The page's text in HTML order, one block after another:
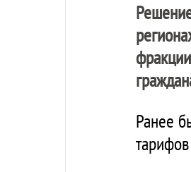
Ранее